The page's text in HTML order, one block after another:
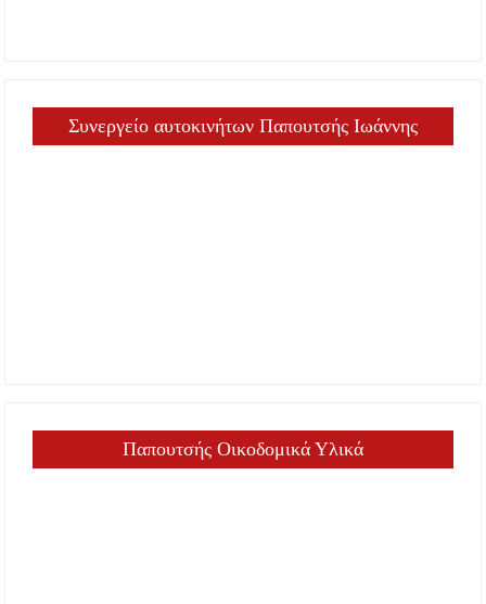
Συνεργείο αυτοκινήτων Παπουτσής Ιωάννης
Παπουτσής Οικοδομικά Υλικά